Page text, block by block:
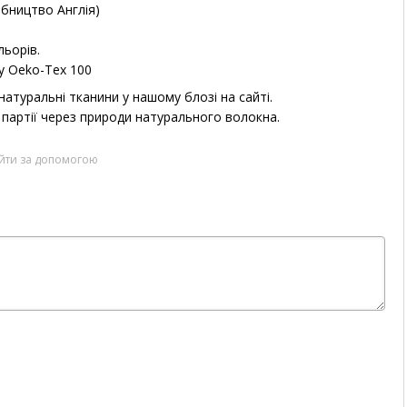
Англія)
Oeko-Tex 100
тканини у нашому блозі на сайті.
через природи натурального волокна.
за допомогою